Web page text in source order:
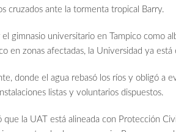
cruzados ante la tormenta tropical Barry.
el gimnasio universitario en Tampico como
en zonas afectadas, la Universidad ya está
donde el agua rebasó los ríos y obligó a
listas y voluntarios dispuestos.
que la UAT está alineada con Protección